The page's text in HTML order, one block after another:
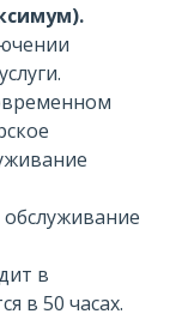
в
в 50 часах.